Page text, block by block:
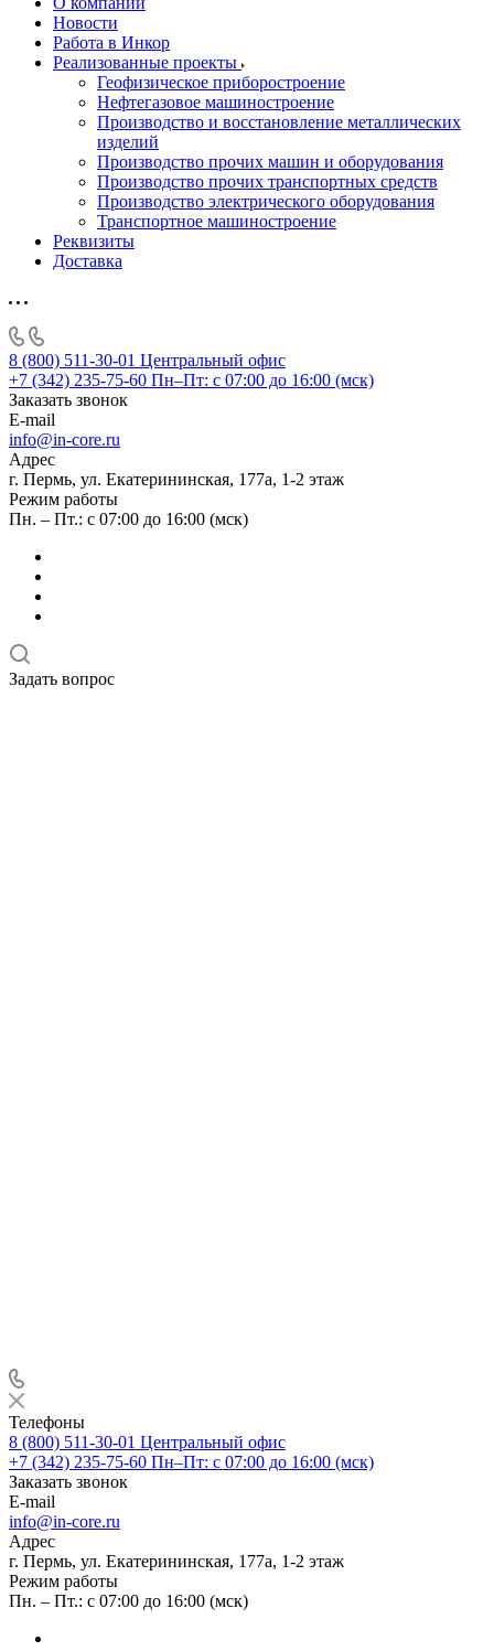
Новости
Работа в Инкор
Реализованные проекты
Геофизическое приборостроение
Нефтегазовое машиностроение
Производство и восстановление металлических
изделий
Производство прочих машин и оборудования
Производство прочих транспортных средств
Производство электрического оборудования
Транспортное машиностроение
Реквизиты
Доставка
8 (800) 511-30-01 Центральный офис
+7 (342) 235-75-60 Пн–Пт: с 07:00 до 16:00 (мск)
Заказать звонок
E-mail
info@in-core.ru
Адрес
г. Пермь, ул. ​Екатерининская, 177а, ​1-2 этаж
Режим работы
Пн. – Пт.: с 07:00 до 16:00 (мск)
Задать вопрос
Телефоны
8 (800) 511-30-01 Центральный офис
+7 (342) 235-75-60 Пн–Пт: с 07:00 до 16:00 (мск)
Заказать звонок
E-mail
info@in-core.ru
Адрес
г. Пермь, ул. ​Екатерининская, 177а, ​1-2 этаж
Режим работы
Пн. – Пт.: с 07:00 до 16:00 (мск)